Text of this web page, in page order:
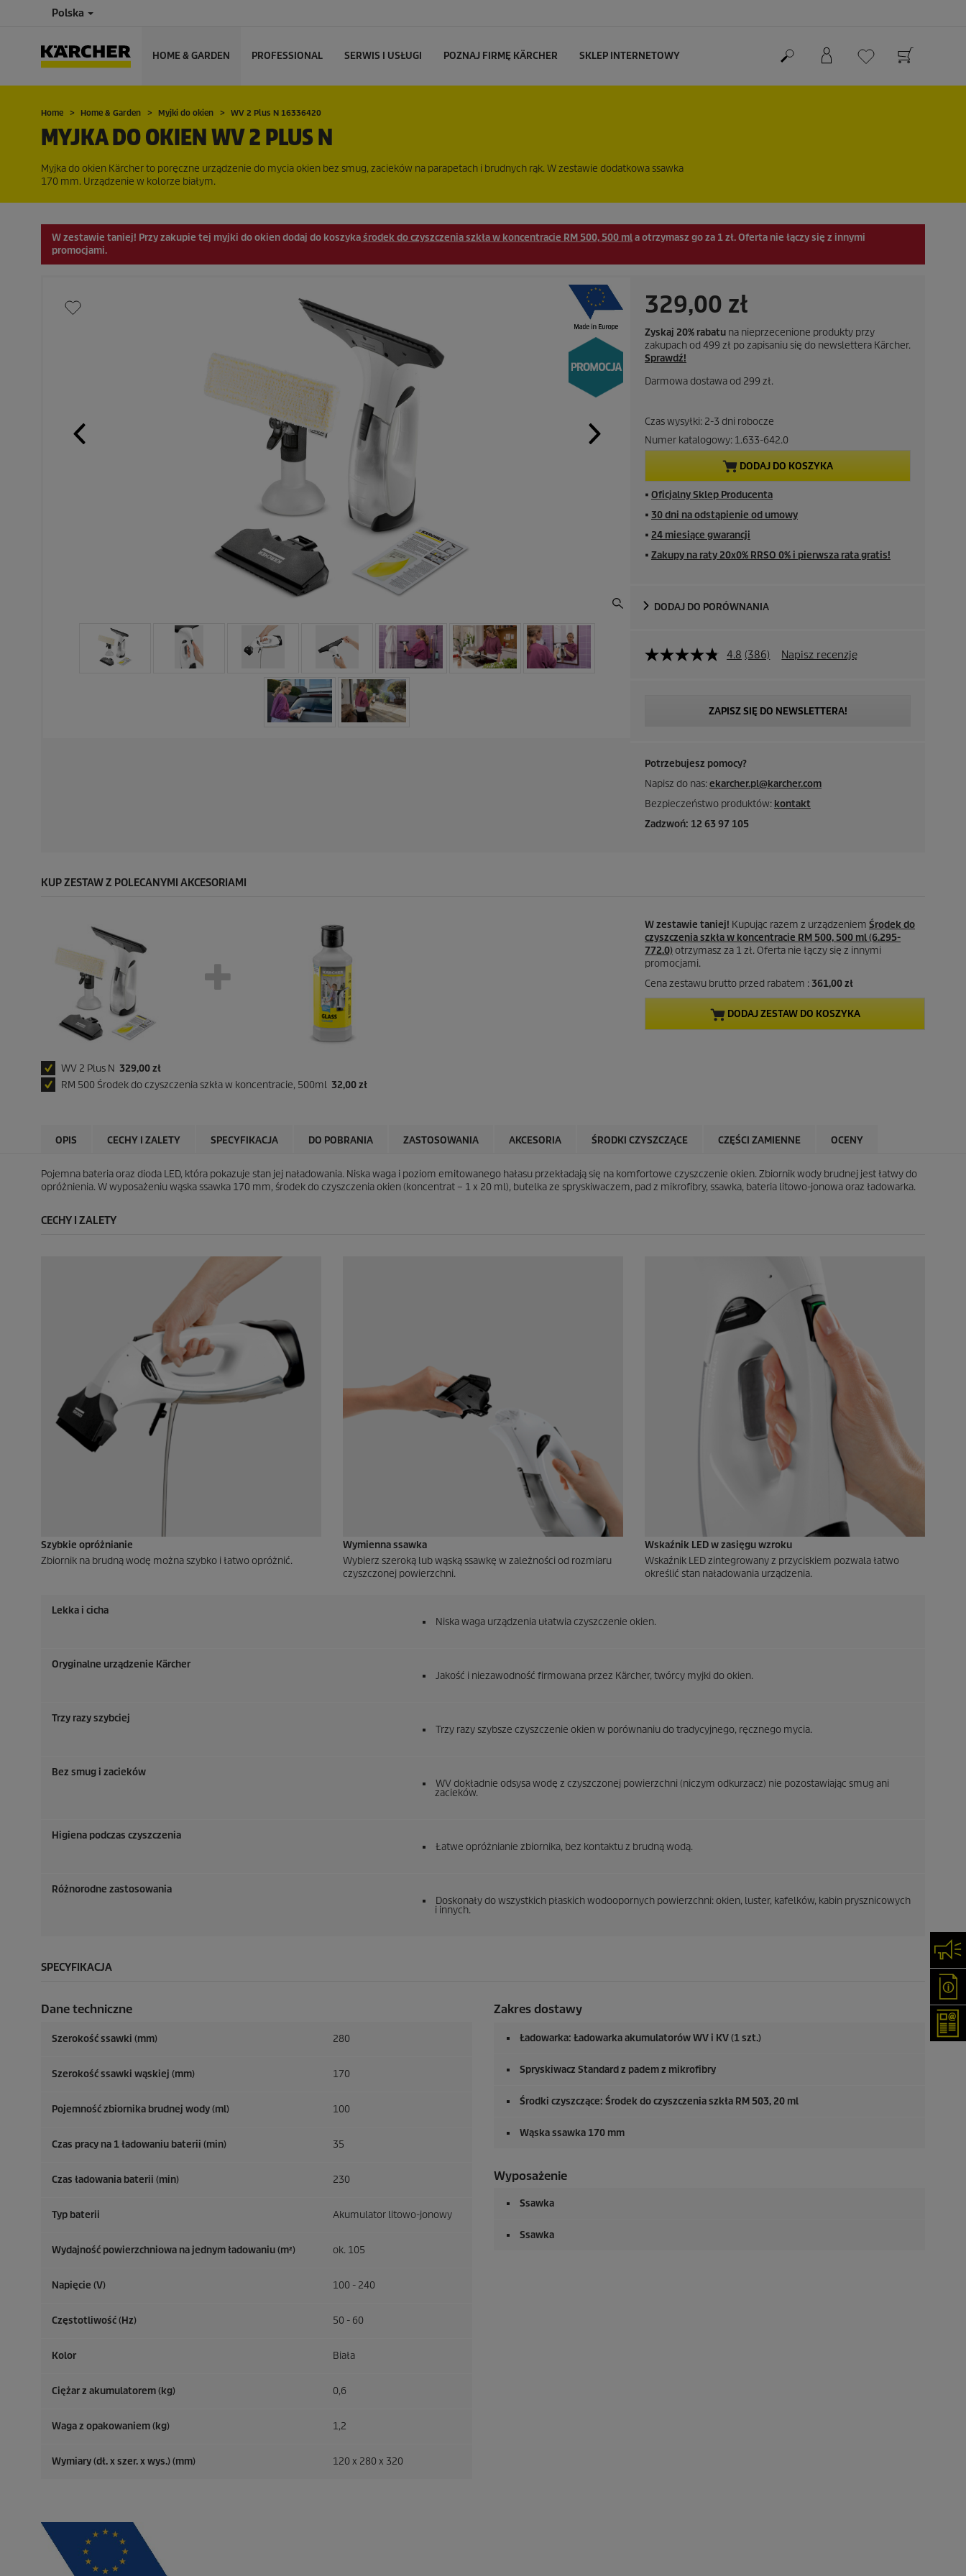
Polska
HOME & GARDEN PROFESSIONAL SERWIS I USŁUGI POZNAJ FIRMĘ KÄRCHER SKLEP INTERNETOWY
Home Home & Garden Myjki do okien WV 2 Plus N 16336420
MYJKA DO OKIEN WV 2 PLUS N
Myjka do okien Kärcher to poręczne urządzenie do mycia okien bez smug, zacieków na parapetach i brudnych rąk. W zestawie dodatkowa ssawka
170 mm. Urządzenie w kolorze białym.
W zestawie taniej! Przy zakupie tej myjki do okien dodaj do koszykaśrodek do czyszczenia szkła w koncentracie RM 500, 500 mla otrzymasz go za 1 zł. Oferta nie łączy się z innymi
promocjami.
329,00 zł
Zyskaj 20% rabatu na nieprzecenione produkty przy
zakupach od 499 zł po zapisaniu się do newslettera Kärcher.
Sprawdź!
Darmowa dostawa od 299 zł.
Czas wysyłki: 2-3 dni robocze
Numer katalogowy: 1.633-642.0
DODAJ DO KOSZYKA
■ Oficjalny Sklep Producenta
■ 30 dni na odstąpienie od umowy
■ 24 miesiące gwarancji
■ Zakupy na raty 20x0% RRSO 0% i pierwsza rata gratis!
DODAJ DO PORÓWNANIA
4.8 (386) Napisz recenzję
ZAPISZ SIĘ DO NEWSLETTERA!
Potrzebujesz pomocy?
Napisz do nas:ekarcher.pl@karcher.com
Bezpieczeństwo produktów: kontakt
Zadzwoń: 12 63 97 105
KUP ZESTAW Z POLECANYMI AKCESORIAMI
W zestawie taniej! Kupując razem z urządzeniem Środek do
czyszczenia szkła w koncentracie RM 500, 500 ml (6.295-
772.0)otrzymasz za 1 zł. Oferta nie łączy się z innymi
promocjami.
Cena zestawu brutto przed rabatem : 361,00 zł
DODAJ ZESTAW DO KOSZYKA
WV 2 Plus N 329,00 zł
RM 500 Środek do czyszczenia szkła w koncentracie, 500ml 32,00 zł
OPIS CECHY I ZALETY SPECYFIKACJA DO POBRANIA ZASTOSOWANIA AKCESORIA ŚRODKI CZYSZCZĄCE CZĘŚCI ZAMIENNE OCENY
Pojemna bateria oraz dioda LED, która pokazuje stan jej naładowania. Niska waga i poziom emitowanego hałasu przekładają się na komfortowe czyszczenie okien. Zbiornik wody brudnej jest łatwy do
opróżnienia. W wyposażeniu wąska ssawka 170 mm, środek do czyszczenia okien (koncentrat – 1 x 20 ml), butelka ze spryskiwaczem, pad z mikrofibry, ssawka, bateria litowo-jonowa oraz ładowarka.
CECHY I ZALETY
Szybkie opróżnianie
Zbiornik na brudną wodę można szybko i łatwo opróżnić.
Wymienna ssawka
Wybierz szeroką lub wąską ssawkę w zależności od rozmiaru
czyszczonej powierzchni.
Wskaźnik LED w zasięgu wzroku
Wskaźnik LED zintegrowany z przyciskiem pozwala łatwo
określić stan naładowania urządzenia.
Lekka i cicha
Niska waga urządzenia ułatwia czyszczenie okien.
Oryginalne urządzenie Kärcher
Jakość i niezawodność firmowana przez Kärcher, twórcy myjki do okien.
Trzy razy szybciej
Trzy razy szybsze czyszczenie okien w porównaniu do tradycyjnego, ręcznego mycia.
Bez smug i zacieków
WV dokładnie odsysa wodę z czyszczonej powierzchni (niczym odkurzacz) nie pozostawiając smug ani
zacieków.
Higiena podczas czyszczenia
Łatwe opróżnianie zbiornika, bez kontaktu z brudną wodą.
Różnorodne zastosowania
Doskonały do wszystkich płaskich wodoopornych powierzchni: okien, luster, kafelków, kabin prysznicowych
i innych.
SPECYFIKACJA
Dane techniczne
Szerokość ssawki (mm) 280
Szerokość ssawki wąskiej (mm) 170
Pojemność zbiornika brudnej wody (ml) 100
Czas pracy na 1 ładowaniu baterii (min) 35
Czas ładowania baterii (min) 230
Typ baterii Akumulator litowo-jonowy
Wydajność powierzchniowa na jednym ładowaniu (m²) ok. 105
Napięcie (V) 100 - 240
Częstotliwość (Hz) 50 - 60
Kolor Biała
Ciężar z akumulatorem (kg) 0,6
Waga z opakowaniem (kg) 1,2
Wymiary (dł. x szer. x wys.) (mm) 120 x 280 x 320
Zakres dostawy
Ładowarka: Ładowarka akumulatorów WV i KV (1 szt.)
Spryskiwacz Standard z padem z mikrofibry
Środki czyszczące: Środek do czyszczenia szkła RM 503, 20 ml
Wąska ssawka 170 mm
Wyposażenie
Ssawka
Ssawka